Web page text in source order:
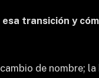
transición y
de nombre;